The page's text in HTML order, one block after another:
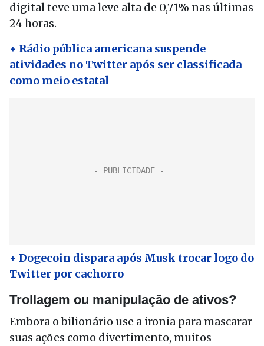
digital teve uma leve alta de 0,71% nas últimas
24 horas.
+ Rádio pública americana suspende
atividades no Twitter após ser classificada
como meio estatal
+ Dogecoin dispara após Musk trocar logo do
Twitter por cachorro
Trollagem ou manipulação de ativos?
Embora o bilionário use a ironia para mascarar
suas ações como divertimento, muitos